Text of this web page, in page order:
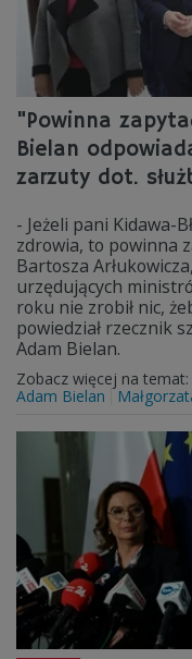
"Powinna
Bielan
zarzuty dot.
- Jeżeli pani Kidawa-
zdrowia, to powinna
Bartosza
urzędujących
roku nie zrobił nic,
powiedział rzecznik
Adam Bielan.
Zobacz więcej na temat:
Adam Bielan